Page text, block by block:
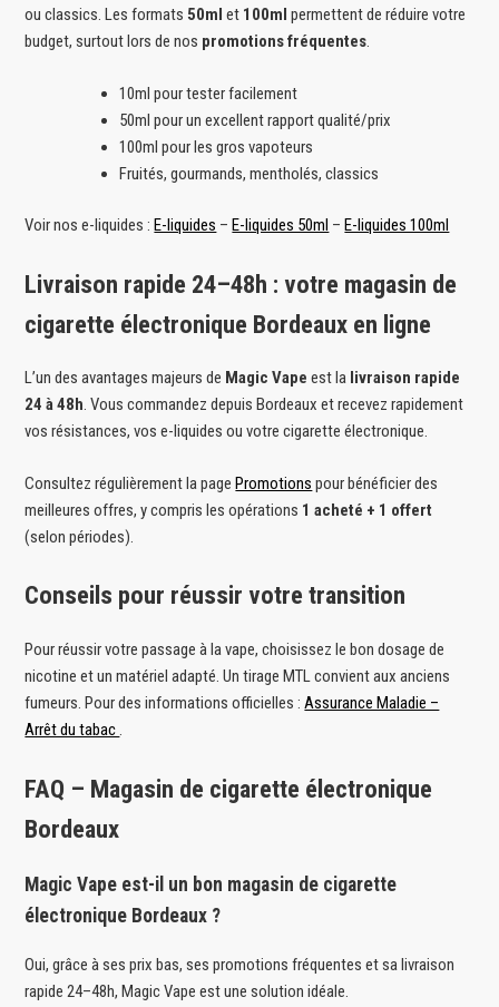
ou classics. Les formats 50ml et 100ml permettent de réduire votre
budget, surtout lors de nos promotions fréquentes.
10ml pour tester facilement
50ml pour un excellent rapport qualité/prix
100ml pour les gros vapoteurs
Fruités, gourmands, mentholés, classics
Voir nos e-liquides :E-liquides –E-liquides 50ml –E-liquides 100ml
Livraison rapide 24–48h : votre magasin de
cigarette électronique Bordeaux en ligne
L’un des avantages majeurs de Magic Vape est la livraison rapide
24 à 48h. Vous commandez depuis Bordeaux et recevez rapidement
vos résistances, vos e-liquides ou votre cigarette électronique.
Consultez régulièrement la pagePromotions pour bénéficier des
meilleures offres, y compris les opérations 1 acheté + 1 offert
(selon périodes).
Conseils pour réussir votre transition
Pour réussir votre passage à la vape, choisissez le bon dosage de
nicotine et un matériel adapté. Un tirage MTL convient aux anciens
fumeurs. Pour des informations officielles :Assurance Maladie –
Arrêt du tabac.
FAQ – Magasin de cigarette électronique
Bordeaux
Magic Vape est-il un bon magasin de cigarette
électronique Bordeaux ?
Oui, grâce à ses prix bas, ses promotions fréquentes et sa livraison
rapide 24–48h, Magic Vape est une solution idéale.